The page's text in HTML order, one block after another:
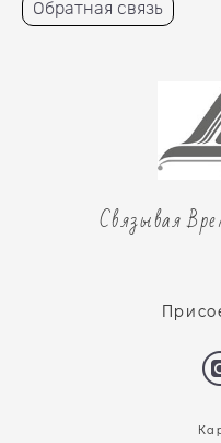
Обратная связь
Связывая